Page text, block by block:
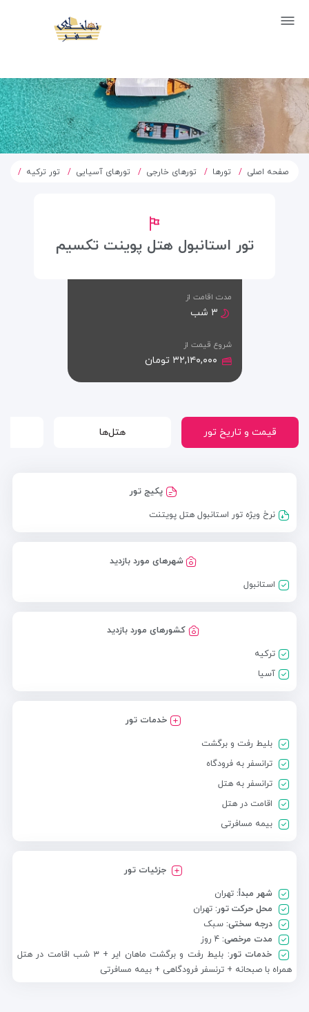
صفحه اصلی تورها تورهای خارجی تورهای آسیایی تور ترکیه
تور استانبول هتل پوینت تکسیم
مدت اقامت از
۳ شب
شروع قیمت از
۳۲,۱۴۰,۰۰۰ تومان
قیمت و تاریخ تور هتل‌ها
پکیج تور
نرخ ویژه تور استانبول هتل پویتنت
شهرهای مورد بازدید
استانبول
کشورهای مورد بازدید
ترکیه
آسیا
خدمات تور
بلیط رفت و برگشت
ترانسفر به فرودگاه
ترانسفر به هتل
اقامت در هتل
بیمه مسافرتی
جزئیات تور
شهر مبدأ: تهران
محل حرکت تور: تهران
درجه سختی: سبک
مدت مرخصی: ۴ روز
خدمات تور:
بلیط رفت و برگشت ماهان ایر + ۳ شب اقامت در هتل
همراه با صبحانه + ترنسفر فرودگاهی + بیمه مسافرتی